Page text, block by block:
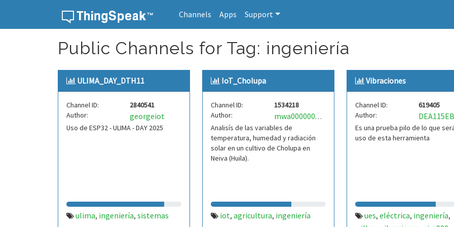
Channels Apps Support
Public Channels for Tag: ingeniería
ULIMA_DAY_DTH11
Channel ID:
2840541
Author:
georgeiot
Uso de ESP32 - ULIMA - DAY 2025
ulima, ingeniería, sistemas
IoT_Cholupa
Channel ID:
1534218
Author:
mwa0000003458510
Analisís de las variables de
temperatura, humedad y radiación
solar en un cultivo de Cholupa en
Neiva (Huila).
iot, agricultura, ingeniería
Vibraciones
Channel ID:
619405
Author:
Es una prueba pilo de lo que
uso de esta herramienta
ues, eléctrica, ingeniería,